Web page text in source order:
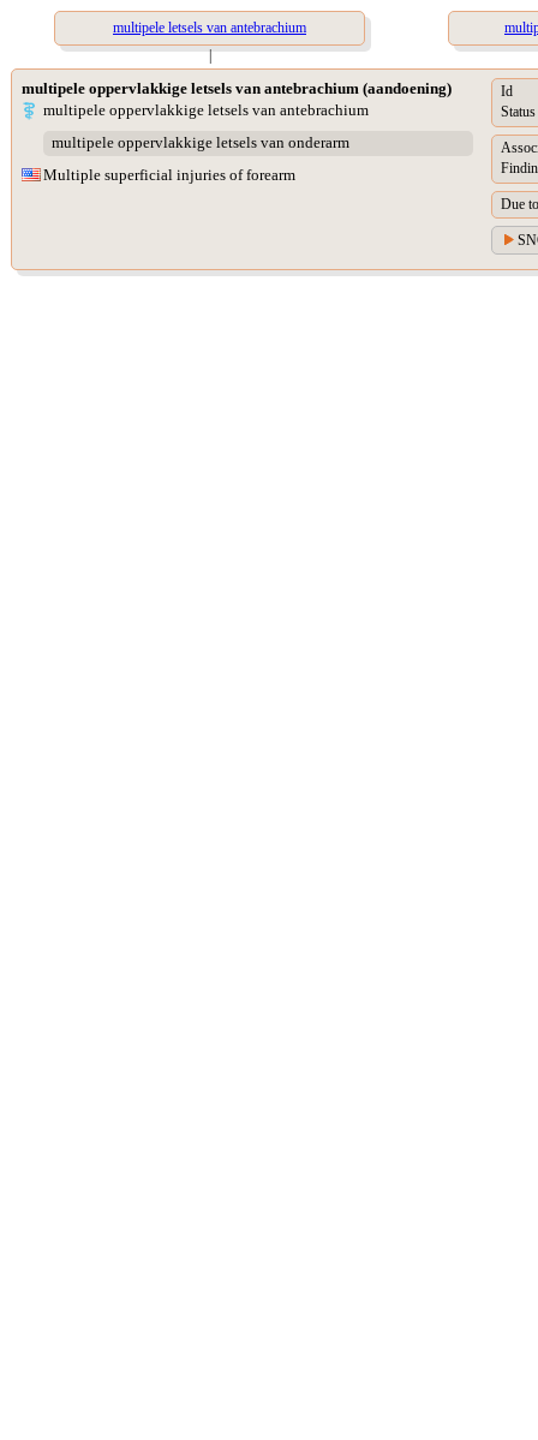
multipele letsels van antebrachium
|
multipele oppervlakkige letsels van antebrachium (aandoening)
multipele oppervlakkige letsels van antebrachium
multipele oppervlakkige letsels van onderarm
Multiple superficial injuries of forearm
Id
Status
Due to